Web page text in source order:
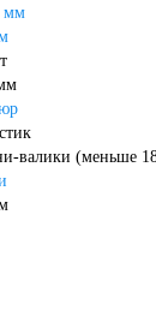
мм
валики (меньше